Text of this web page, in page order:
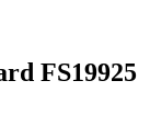
FS19925